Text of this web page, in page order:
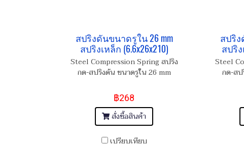
สปริงดันขนาดรูใน 26 mm
สปริงเหล็ก (6.6x26x210)
Steel Compression Spring สปริง
กด-สปริงดัน ขนาดรูใน 26 mm
฿268
สั่งซื้อสินค้า
เปรียบเทียบ
สปริง
สปริง
Steel
กด-สป